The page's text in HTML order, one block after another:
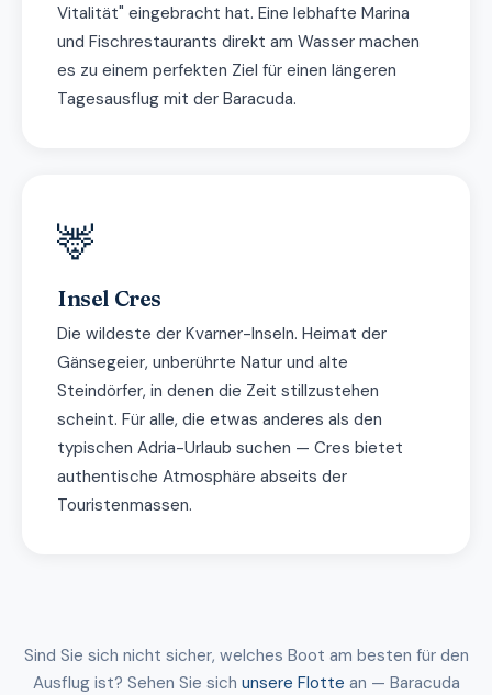
Vitalität" eingebracht hat. Eine lebhafte Marina
und Fischrestaurants direkt am Wasser machen
es zu einem perfekten Ziel für einen längeren
Tagesausflug mit der Baracuda.
🦌
Insel Cres
Die wildeste der Kvarner-Inseln. Heimat der
Gänsegeier, unberührte Natur und alte
Steindörfer, in denen die Zeit stillzustehen
scheint. Für alle, die etwas anderes als den
typischen Adria-Urlaub suchen — Cres bietet
authentische Atmosphäre abseits der
Touristenmassen.
Sind Sie sich nicht sicher, welches Boot am besten für den
Ausflug ist? Sehen Sie sich unsere Flotte an — Baracuda